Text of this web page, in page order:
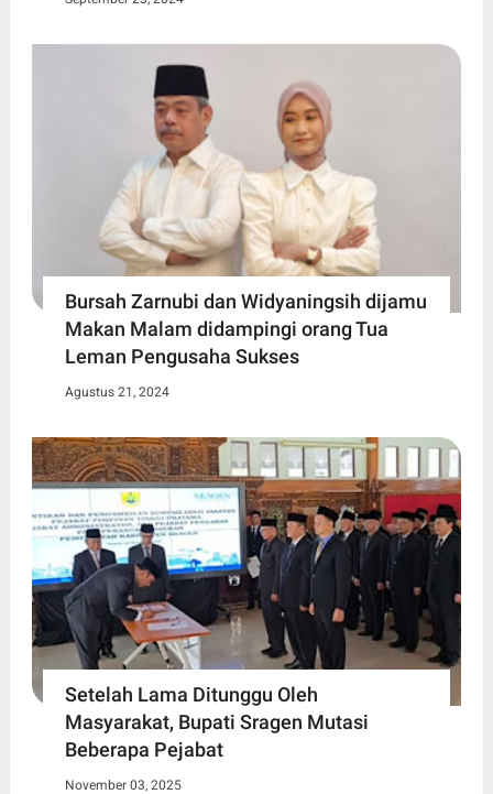
Bursah Zarnubi dan Widyaningsih dijamu
Makan Malam didampingi orang Tua
Leman Pengusaha Sukses
Agustus 21, 2024
Setelah Lama Ditunggu Oleh
Masyarakat, Bupati Sragen Mutasi
Beberapa Pejabat
November 03, 2025